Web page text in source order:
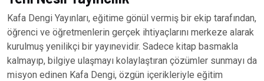
Kafa Dengi Yayınları, eğitime gönül vermiş bir ekip tarafından,
öğrenci ve öğretmenlerin gerçek ihtiyaçlarını merkeze alarak
kurulmuş yenilikçi bir yayınevidir. Sadece kitap basmakla
kalmayıp, bilgiye ulaşmayı kolaylaştıran çözümler sunmayı da
misyon edinen Kafa Dengi, özgün içerikleriyle eğitim